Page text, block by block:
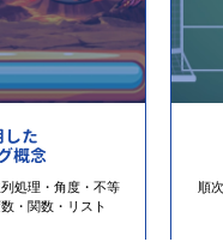
した
概念
処理・角度・不等
・関数・リスト
順